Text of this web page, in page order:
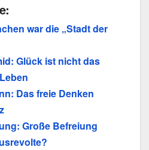
war die „Stadt der
Glück ist nicht das
Das freie Denken
Große Befreiung